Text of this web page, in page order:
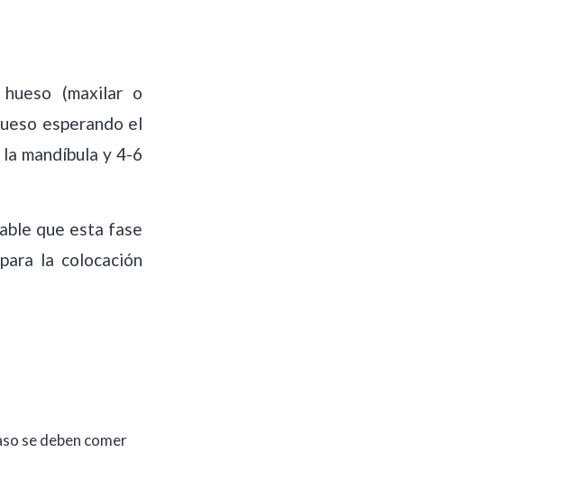
(maxilar o
esperando el
mandíbula y 4-6
que esta fase
la colocación
se deben comer